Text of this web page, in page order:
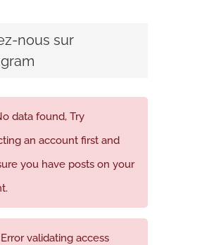
nous sur
data found, Try
an account first and
you have posts on your
validating access